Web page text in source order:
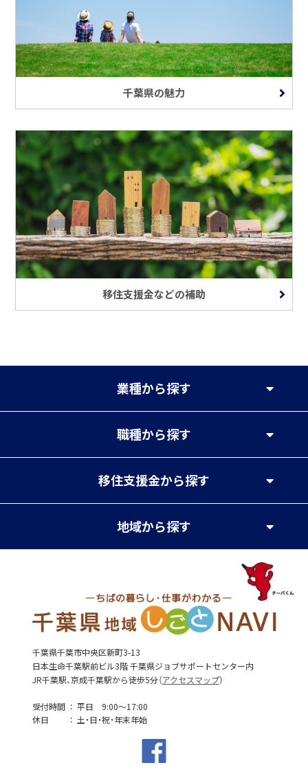
千葉県の魅力
移住支援金などの補助
業種から探す
職種から探す
移住支援金から探す
地域から探す
千葉県千葉市中央区新町3-13
日本生命千葉駅前ビル3階 千葉県ジョブサポートセンター内
JR千葉駅、京成千葉駅から徒歩5分（アクセスマップ）
受付時間
平日 9:00～17:00
休日
土・日・祝・年末年始